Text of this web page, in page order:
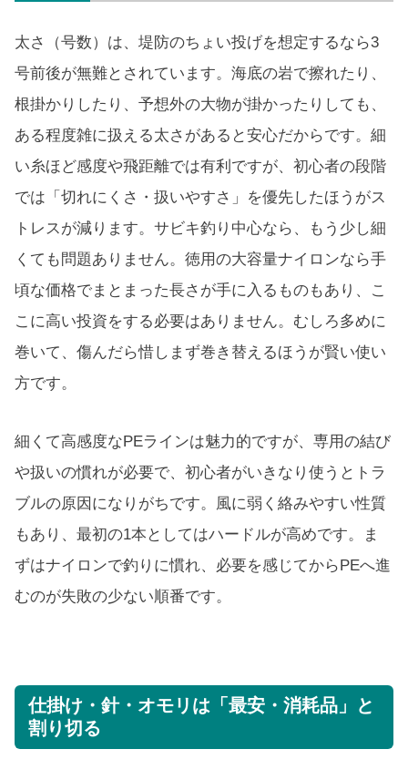
太さ（号数）は、堤防のちょい投げを想定するなら3
号前後が無難とされています。海底の岩で擦れたり、
根掛かりしたり、予想外の大物が掛かったりしても、
ある程度雑に扱える太さがあると安心だからです。細
い糸ほど感度や飛距離では有利ですが、初心者の段階
では「切れにくさ・扱いやすさ」を優先したほうがス
トレスが減ります。サビキ釣り中心なら、もう少し細
くても問題ありません。徳用の大容量ナイロンなら手
頃な価格でまとまった長さが手に入るものもあり、こ
こに高い投資をする必要はありません。むしろ多めに
巻いて、傷んだら惜しまず巻き替えるほうが賢い使い
方です。
細くて高感度なPEラインは魅力的ですが、専用の結び
や扱いの慣れが必要で、初心者がいきなり使うとトラ
ブルの原因になりがちです。風に弱く絡みやすい性質
もあり、最初の1本としてはハードルが高めです。ま
ずはナイロンで釣りに慣れ、必要を感じてからPEへ進
むのが失敗の少ない順番です。
仕掛け・針・オモリは「最安・消耗品」と
割り切る